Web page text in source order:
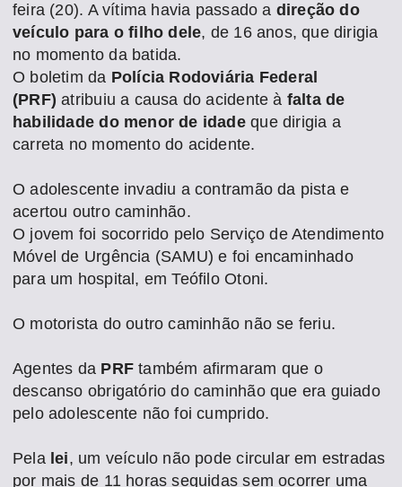
feira (20). A vítima havia passado a direção do
veículo para o filho dele, de 16 anos, que dirigia
no momento da batida.
O boletim da Polícia Rodoviária Federal
(PRF) atribuiu a causa do acidente à falta de
habilidade do menor de idadeque dirigia a
carreta no momento do acidente.
O adolescente invadiu a contramão da pista e
acertou outro caminhão.
O jovem foi socorrido pelo Serviço de Atendimento
Móvel de Urgência (SAMU) e foi encaminhado
para um hospital, em Teófilo Otoni.
O motorista do outro caminhão não se feriu.
Agentes da PRFtambém afirmaram que o
descanso obrigatório do caminhão que era guiado
pelo adolescente não foi cumprido.
Pela lei, um veículo não pode circular em estradas
por mais de 11 horas seguidas sem ocorrer uma